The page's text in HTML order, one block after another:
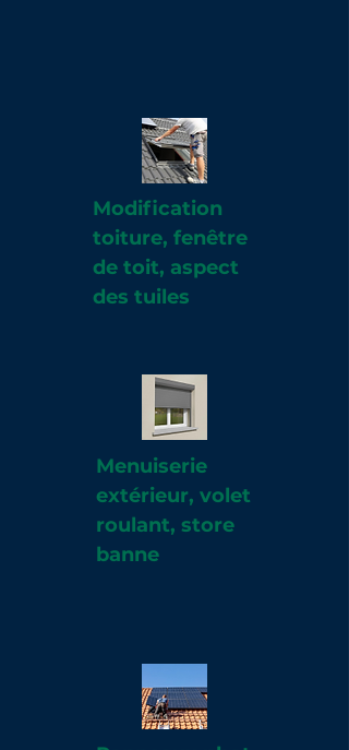
Modification
toiture, fenêtre
de toit, aspect
des tuiles
Menuiserie
extérieur, volet
roulant, store
banne